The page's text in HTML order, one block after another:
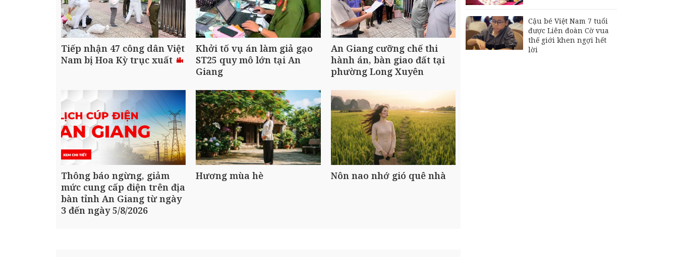
Tiếp nhận 47 công dân Việt
Nam bị Hoa Kỳ trục xuất
Khởi tố vụ án làm giả gạo
ST25 quy mô lớn tại An
Giang
An Giang cưỡng chế thi
hành án, bàn giao đất tại
phường Long Xuyên
Thông báo ngừng, giảm
mức cung cấp điện trên địa
bàn tỉnh An Giang từ ngày
3 đến ngày 5/8/2026
Hương mùa hè Nôn nao nhớ gió quê nhà
Cậu bé Việt Nam 7 tuổi
được Liên đoàn Cờ vua
thế giới khen ngợi hết
lời